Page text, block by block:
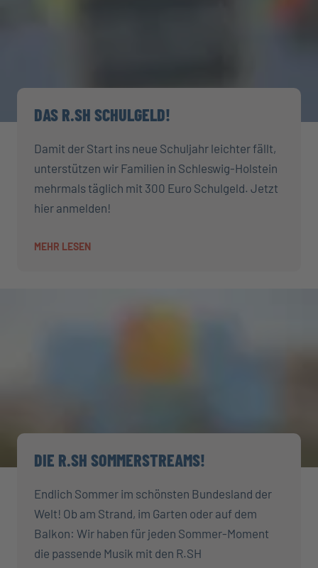
DAS R.SH SCHULGELD!
Damit der Start ins neue Schuljahr leichter fällt,
unterstützen wir Familien in Schleswig-Holstein
mehrmals täglich mit 300 Euro Schulgeld. Jetzt
hier anmelden!
MEHR LESEN
DIE R.SH SOMMERSTREAMS!
Endlich Sommer im schönsten Bundesland der
Welt! Ob am Strand, im Garten oder auf dem
Balkon: Wir haben für jeden Sommer-Moment
die passende Musik mit den R.SH